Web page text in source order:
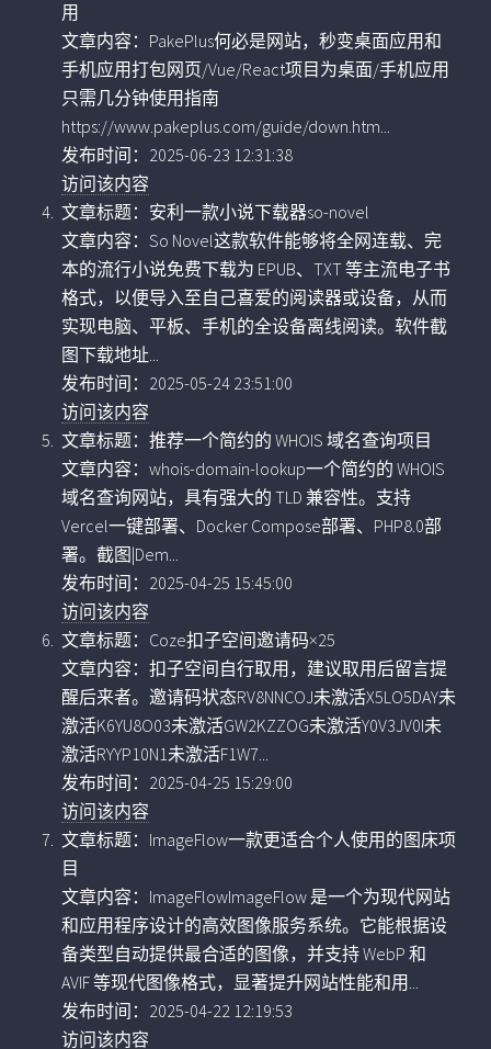
用
文章内容：PakePlus何必是网站，秒变桌面应用和
手机应用打包网页/Vue/React项目为桌面/手机应用
只需几分钟使用指南
https://www.pakeplus.com/guide/down.htm...
发布时间：2025-06-23 12:31:38
访问该内容
文章标题：安利一款小说下载器so-novel
文章内容：So Novel这款软件能够将全网连载、完
本的流行小说免费下载为 EPUB、TXT 等主流电子书
格式，以便导入至自己喜爱的阅读器或设备，从而
实现电脑、平板、手机的全设备离线阅读。软件截
图下载地址...
发布时间：2025-05-24 23:51:00
访问该内容
文章标题：推荐一个简约的 WHOIS 域名查询项目
文章内容：whois-domain-lookup一个简约的 WHOIS
域名查询网站，具有强大的 TLD 兼容性。支持
Vercel一键部署、Docker Compose部署、PHP8.0部
署。截图|Dem...
发布时间：2025-04-25 15:45:00
访问该内容
文章标题：Coze扣子空间邀请码×25
文章内容：扣子空间自行取用，建议取用后留言提
醒后来者。邀请码状态RV8NNCOJ未激活X5LO5DAY未
激活K6YU8O03未激活GW2KZZOG未激活Y0V3JV0I未
激活RYYP10N1未激活F1W7...
发布时间：2025-04-25 15:29:00
访问该内容
文章标题：ImageFlow一款更适合个人使用的图床项
目
文章内容：ImageFlowImageFlow 是一个为现代网站
和应用程序设计的高效图像服务系统。它能根据设
备类型自动提供最合适的图像，并支持 WebP 和
AVIF 等现代图像格式，显著提升网站性能和用...
发布时间：2025-04-22 12:19:53
访问该内容